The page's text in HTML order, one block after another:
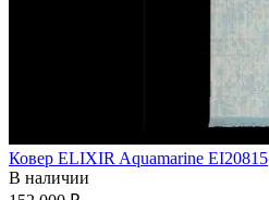
Ковер ELIXIR Aquamarine EI20815
В наличии